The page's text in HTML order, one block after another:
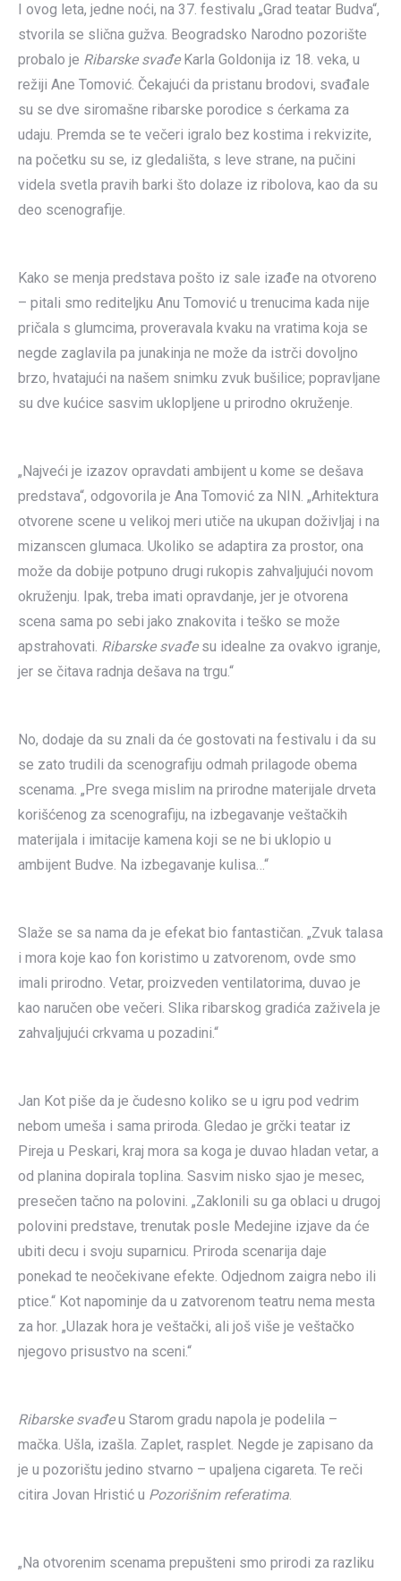
I ovog leta, jedne noći, na 37. festivalu „Grad teatar Budva“,
stvorila se slična gužva. Beogradsko Narodno pozorište
probalo je Ribarske svađeKarla Goldonija iz 18. veka, u
režiji Ane Tomović. Čekajući da pristanu brodovi, svađale
su se dve siromašne ribarske porodice s ćerkama za
udaju. Premda se te večeri igralo bez kostima i rekvizite,
na početku su se, iz gledališta, s leve strane, na pučini
videla svetla pravih barki što dolaze iz ribolova, kao da su
deo scenografije.
Kako se menja predstava pošto iz sale izađe na otvoreno
– pitali smo rediteljku Anu Tomović u trenucima kada nije
pričala s glumcima, proveravala kvaku na vratima koja se
negde zaglavila pa junakinja ne može da istrči dovoljno
brzo, hvatajući na našem snimku zvuk bušilice; popravljane
su dve kućice sasvim uklopljene u prirodno okruženje.
„Najveći je izazov opravdati ambijent u kome se dešava
predstava“, odgovorila je Ana Tomović za NIN. „Arhitektura
otvorene scene u velikoj meri utiče na ukupan doživljaj i na
mizanscen glumaca. Ukoliko se adaptira za prostor, ona
može da dobije potpuno drugi rukopis zahvaljujući novom
okruženju. Ipak, treba imati opravdanje, jer je otvorena
scena sama po sebi jako znakovita i teško se može
apstrahovati. Ribarske svađe su idealne za ovakvo igranje,
jer se čitava radnja dešava na trgu.“
No, dodaje da su znali da će gostovati na festivalu i da su
se zato trudili da scenografiju odmah prilagode obema
scenama. „Pre svega mislim na prirodne materijale drveta
korišćenog za scenografiju, na izbegavanje veštačkih
materijala i imitacije kamena koji se ne bi uklopio u
ambijent Budve. Na izbegavanje kulisa…“
Slaže se sa nama da je efekat bio fantastičan. „Zvuk talasa
i mora koje kao fon koristimo u zatvorenom, ovde smo
imali prirodno. Vetar, proizveden ventilatorima, duvao je
kao naručen obe večeri. Slika ribarskog gradića zaživela je
zahvaljujući crkvama u pozadini.“
Jan Kot piše da je čudesno koliko se u igru pod vedrim
nebom umeša i sama priroda. Gledao je grčki teatar iz
Pireja u Peskari, kraj mora sa koga je duvao hladan vetar, a
od planina dopirala toplina. Sasvim nisko sjao je mesec,
presečen tačno na polovini. „Zaklonili su ga oblaci u drugoj
polovini predstave, trenutak posle Medejine izjave da će
ubiti decu i svoju suparnicu. Priroda scenarija daje
ponekad te neočekivane efekte. Odjednom zaigra nebo ili
ptice.“ Kot napominje da u zatvorenom teatru nema mesta
za hor. „Ulazak hora je veštački, ali još više je veštačko
njegovo prisustvo na sceni.“
Ribarske svađeu Starom gradu napola je podelila –
mačka. Ušla, izašla. Zaplet, rasplet. Negde je zapisano da
je u pozorištu jedino stvarno – upaljena cigareta. Te reči
citira Jovan Hristić u Pozorišnim referatima.
„Na otvorenim scenama prepušteni smo prirodi za razliku